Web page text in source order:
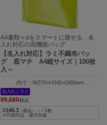
A4書類＋αをスマートに渡せる、名
入れ対応の高機能バッグ
【名入れ対応】ラミ不織布バッ
グ 底マチ A4縦サイズ｜100枚
入～
内寸：W270×H345×D60mm
外寸：W330×H345×D60mm
名入れ｜ラミ
¥9,680税込
¥146.3 （税込）～ ⁄ 1枚
※印刷代込・版代別途